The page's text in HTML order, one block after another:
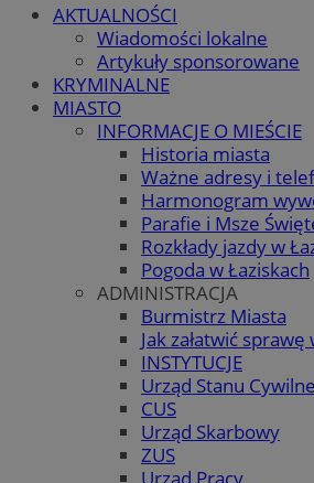
AKTUALNOŚCI
Wiadomości lokalne
Artykuły sponsorowane
KRYMINALNE
MIASTO
INFORMACJE O MIEŚCIE
Historia miasta
Ważne adresy i
Harmonogram
Parafie i Msze
Rozkłady jazdy w
Pogoda w Łaziskach
ADMINISTRACJA
Burmistrz Miasta
Jak załatwić
INSTYTUCJE
Urząd Stanu
CUS
Urząd Skarbowy
ZUS